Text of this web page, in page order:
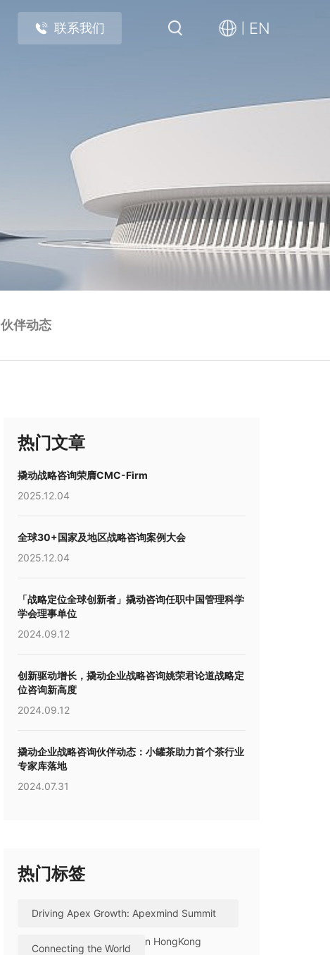
联系我们 EN
伙伴动态
热门文章
撬动战略咨询荣膺CMC-Firm
2025.12.04
全球30+国家及地区战略咨询案例大会
2025.12.04
「战略定位全球创新者」撬动咨询任职中国管理科学
学会理事单位
2024.09.12
创新驱动增长，撬动企业战略咨询姚荣君论道战略定
位咨询新高度
2024.09.12
撬动企业战略咨询伙伴动态：小罐茶助力首个茶行业
专家库落地
2024.07.31
热门标签
Driving Apex Growth: Apexmind Summit
2026 Successfully Held in HongKong
Connecting the World